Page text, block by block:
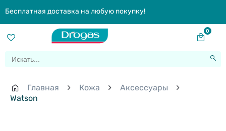
Бесплатная доставка на любую покупку!
0
Главная Кожа
Aксессуары
Watson